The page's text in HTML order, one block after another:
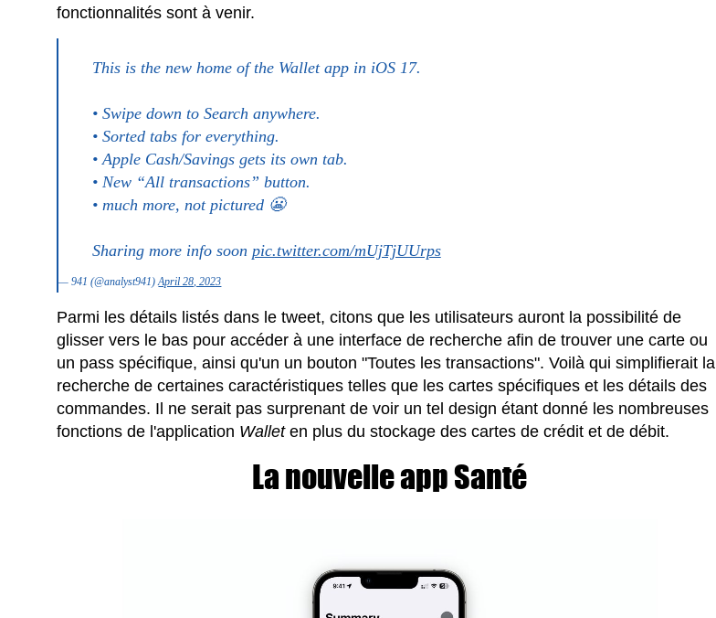
fonctionnalités sont à venir.
This is the new home of the Wallet app in iOS 17.
• Swipe down to Search anywhere.
• Sorted tabs for everything.
• Apple Cash/Savings gets its own tab.
• New “All transactions” button.
• much more, not pictured 😬
Sharing more info soon pic.twitter.com/mUjTjUUrps
— 941 (@analyst941)April 28, 2023
Parmi les détails listés dans le tweet, citons que les utilisateurs auront la possibilité de
glisser vers le bas pour accéder à une interface de recherche afin de trouver une carte ou
un pass spécifique, ainsi qu'un un bouton "Toutes les transactions". Voilà qui simplifierait la
recherche de certaines caractéristiques telles que les cartes spécifiques et les détails des
commandes. Il ne serait pas surprenant de voir un tel design étant donné les nombreuses
fonctions de l'application Walleten plus du stockage des cartes de crédit et de débit.
La nouvelle app Santé